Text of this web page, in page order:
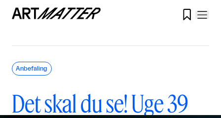

Det skal du se! Uge 39
Anbefaling